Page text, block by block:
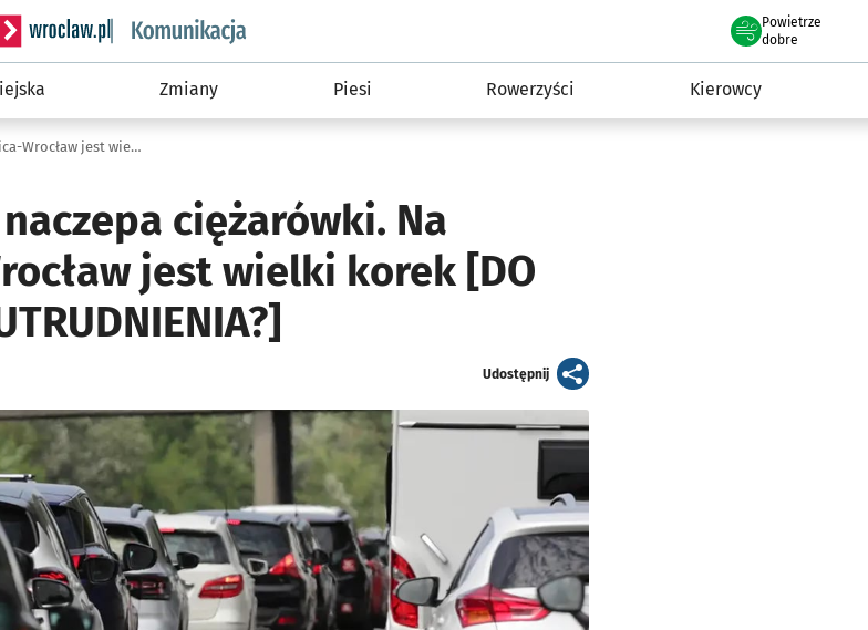
Serwis informacyjny wroclaw.pl podserwis: Komunikacja
Powietrze
we Wrocławiu
dobre
Zmiany Piesi Rowerzyści Kierowcy
Na A4 zapaliła się naczepa ciężarówki. Na drodze Legnica-Wrocław jest wielki korek [DO KIEDY POTRWAJĄ UTRUDNIENIA?]
ciężarówki. Na
jest wielki korek [DO
Udostępnijartykuł